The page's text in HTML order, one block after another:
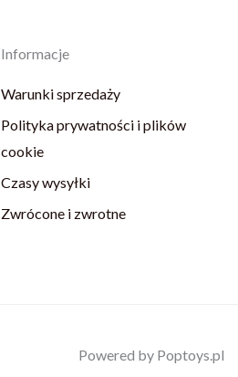
Informacje
Warunki sprzedaży
Polityka prywatności i plików
cookie
Czasy wysyłki
Zwrócone i zwrotne
Powered by Poptoys.pl